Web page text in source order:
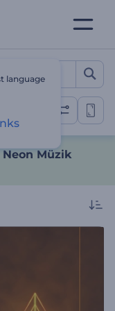
Müzik
language